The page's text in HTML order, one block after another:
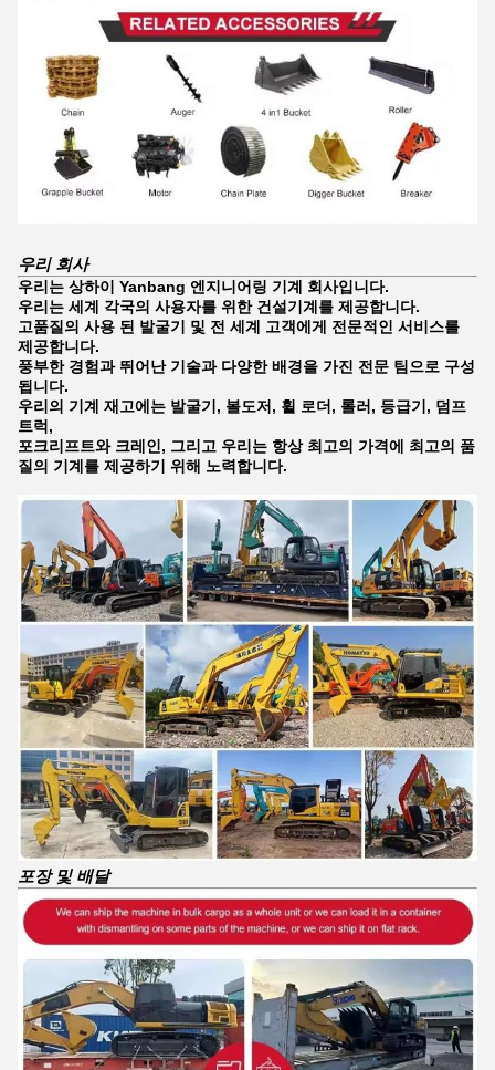
우리 회사
우리는 상하이 Yanbang 엔지니어링 기계 회사입니다.
우리는 세계 각국의 사용자를 위한 건설기계를 제공합니다.
고품질의 사용 된 발굴기 및 전 세계 고객에게 전문적인 서비스를
제공합니다.
풍부한 경험과 뛰어난 기술과 다양한 배경을 가진 전문 팀으로 구성
됩니다.
우리의 기계 재고에는 발굴기, 볼도저, 휠 로더, 롤러, 등급기, 덤프
트럭,
포크리프트와 크레인, 그리고 우리는 항상 최고의 가격에 최고의 품
질의 기계를 제공하기 위해 노력합니다.
포장 및 배달